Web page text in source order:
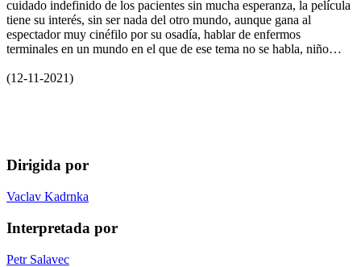
cuidado indefinido de los pacientes sin mucha esperanza, la película
tiene su interés, sin ser nada del otro mundo, aunque gana al
espectador muy cinéfilo por su osadía, hablar de enfermos
terminales en un mundo en el que de ese tema no se habla, niño…
(12-11-2021)
Dirigida por
Vaclav Kadrnka
Interpretada por
Petr Salavec